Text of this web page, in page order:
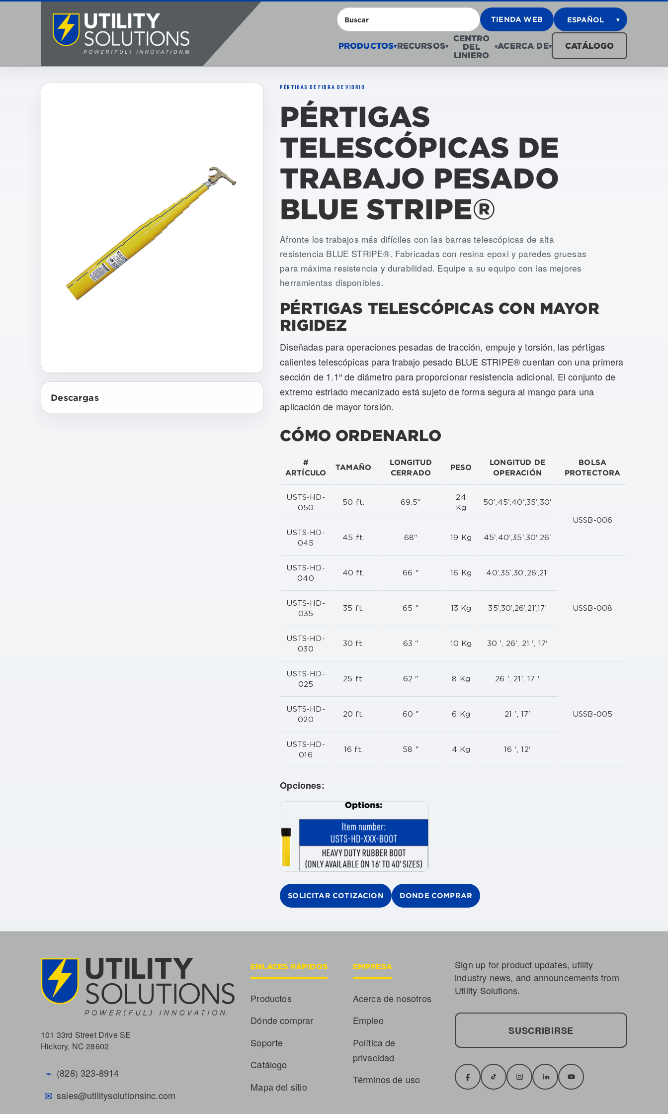
Buscar TIENDA WEB ESPAÑOL ▾
PRODUCTOS▾RECURSOS▾
CENTRO
DEL
LINIERO
▾ACERCA DE▾ CATÁLOGO
Descargas
PÉRTIGAS DE FIBRA DE VIDRIO
PÉRTIGAS
TELESCÓPICAS DE
TRABAJO PESADO
BLUE STRIPE®
Numeros de articulo: USTS-HD-050, USTS-HD-045, USTS-HD-040, USTS-HD-035, USTS-
Afronte los trabajos más difíciles con las barras telescópicas de alta
resistencia BLUE STRIPE®. Fabricadas con resina epoxi y paredes gruesas
para máxima resistencia y durabilidad. Equipe a su equipo con las mejores
herramientas disponibles.
PÉRTIGAS TELESCÓPICAS CON MAYOR
RIGIDEZ
Diseñadas para operaciones pesadas de tracción, empuje y torsión, las pértigas
calientes telescópicas para trabajo pesado BLUE STRIPE® cuentan con una primera
sección de 1.1″ de diámetro para proporcionar resistencia adicional. El conjunto de
extremo estriado mecanizado está sujeto de forma segura al mango para una
aplicación de mayor torsión.
CÓMO ORDENARLO
#
ARTÍCULO
TAMAÑO
LONGITUD
CERRADO
PESO
LONGITUD DE
OPERACIÓN
BOLSA
PROTECTORA
USTS-HD-
050
50 ft. 69.5"
24
Kg
50',45',40',35',30'
USSB-006
USTS-HD-
045
45 ft. 68" 19 Kg 45',40',35',30',26'
USTS-HD-
040
40 ft. 66 " 16 Kg 40’,35’,30’,26’,21’
USSB-008
USTS-HD-
035
35 ft. 65 " 13 Kg 35’,30’,26’,21’,17’
USTS-HD-
030
30 ft. 63 " 10 Kg 30 ', 26', 21 ', 17'
USTS-HD-
025
25 ft. 62 " 8 Kg 26 ', 21', 17 '
USSB-005
USTS-HD-
020
20 ft. 60 " 6 Kg 21 ', 17'
USTS-HD-
016
16 ft. 58 " 4 Kg 16 ', 12'
Opciones:
SOLICITAR COTIZACION DONDE COMPRAR
101 33rd Street Drive SE
Hickory, NC 28602
⌁ (828) 323-8914
✉ sales@utilitysolutionsinc.com
ENLACES RÁPIDOS
Productos
Dónde comprar
Soporte
Catálogo
Mapa del sitio
EMPRESA
Acerca de nosotros
Empleo
Política de
privacidad
Términos de uso
Sign up for product updates, utility
industry news, and announcements from
Utility Solutions.
SUSCRIBIRSE